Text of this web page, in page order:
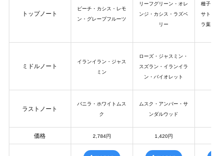
トップノート
ピーチ・カシス・レモ
ン・グレープフルーツ
リーフグリーン・オレ
ンジ・カシス・ラズベ
リー
種子・
サトウ
ラ葉・
ミドルノート
イランイラン・ジャス
ミン
ローズ・ジャスミン・
スズラン・イランイラ
ン・バイオレット
ラストノート
バニラ・ホワイトムス
ク
ムスク・アンバー・サ
ンダルウッド
価格 2,784円 1,420円